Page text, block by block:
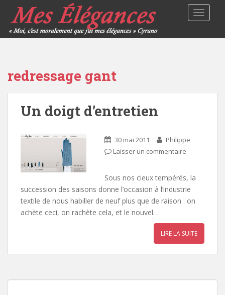
redressage gant
Un doigt d’entretien
30 mai 2011
Philippe
Laisser un commentaire
Sous nos cieux tempérés, la
succession des saisons donne l’occasion à l’industrie
textile de nous habiller de neuf plus que de raison : on
achète ceci, on rachète cela, et le nouvel…
LIRE LA SUITE